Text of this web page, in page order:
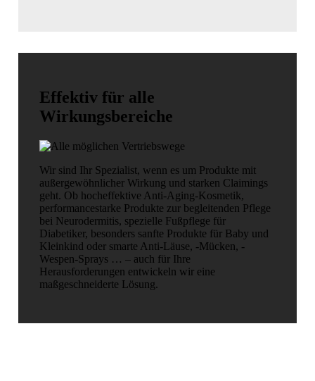
Effektiv für alle
Wirkungsbereiche
Wir sind Ihr Spezialist, wenn es um Produkte mit
außergewöhnlicher Wirkung und starken Claimings
geht. Ob hocheffektive Anti-Aging-Kosmetik,
performancestarke Produkte zur begleitenden Pflege
bei Neurodermitis, spezielle Fußpflege für
Diabetiker, besonders sanfte Produkte für Baby und
Kleinkind oder smarte Anti-Läuse, -Mücken, -
Wespen-Sprays … – auch für Ihre
Herausforderungen entwickeln wir eine
maßgeschneiderte Lösung.